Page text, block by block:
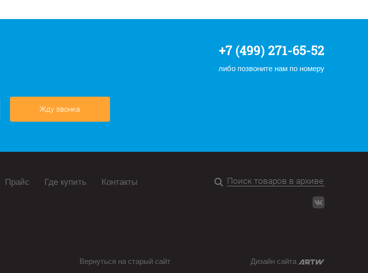
+7 (499) 271-65-52
либо позвоните нам по номеру
Жду звонка
Прайс Где купить Контакты
Вернуться на старый сайт Дизайн сайта